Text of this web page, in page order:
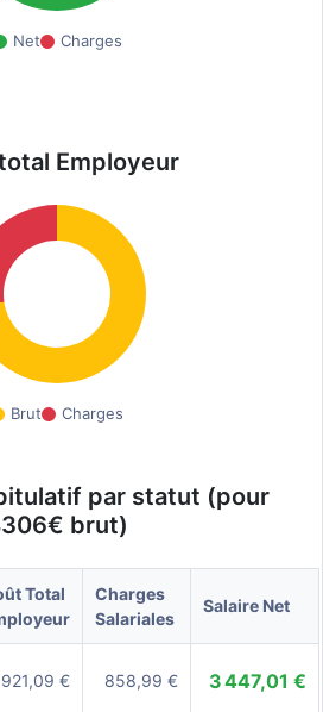
Net Charges
Employeur
Brut Charges
par statut (pour
brut)
Total
Charges
Salariales
Salaire Net
€ 858,99 € 3 447,01 €